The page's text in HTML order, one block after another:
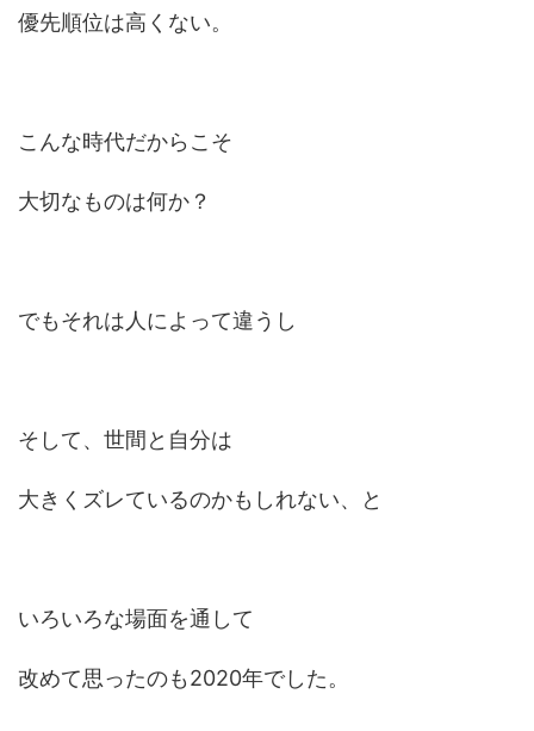
優先順位は高くない。
こんな時代だからこそ
大切なものは何か？
でもそれは人によって違うし
そして、世間と自分は
大きくズレているのかもしれない、と
いろいろな場面を通して
改めて思ったのも2020年でした。